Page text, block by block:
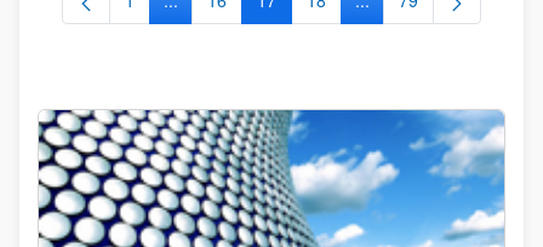
PáginaPáginas intermedias Use TAB para desplazarse.
PáginaPáginaPáginaPáginas intermedias
Página